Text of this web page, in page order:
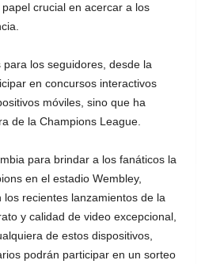
crucial en acercar a los
los seguidores, desde la
en concursos interactivos
móviles, sino que ha
de la Champions League.
para brindar a los fanáticos la
en el estadio Wembley,
recientes lanzamientos de la
y calidad de video excepcional,
de estos dispositivos,
podrán participar en un sorteo